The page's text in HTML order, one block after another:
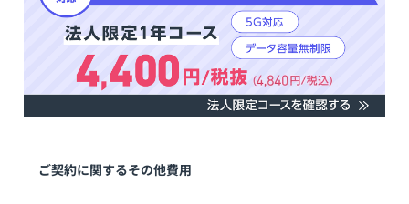
ご契約に関するその他費用